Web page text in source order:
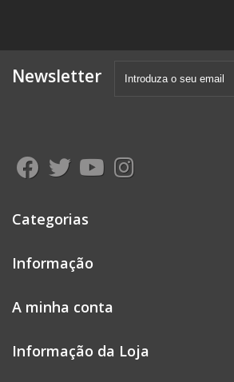
Newsletter
Categorias
Informação
A minha conta
Informação da Loja